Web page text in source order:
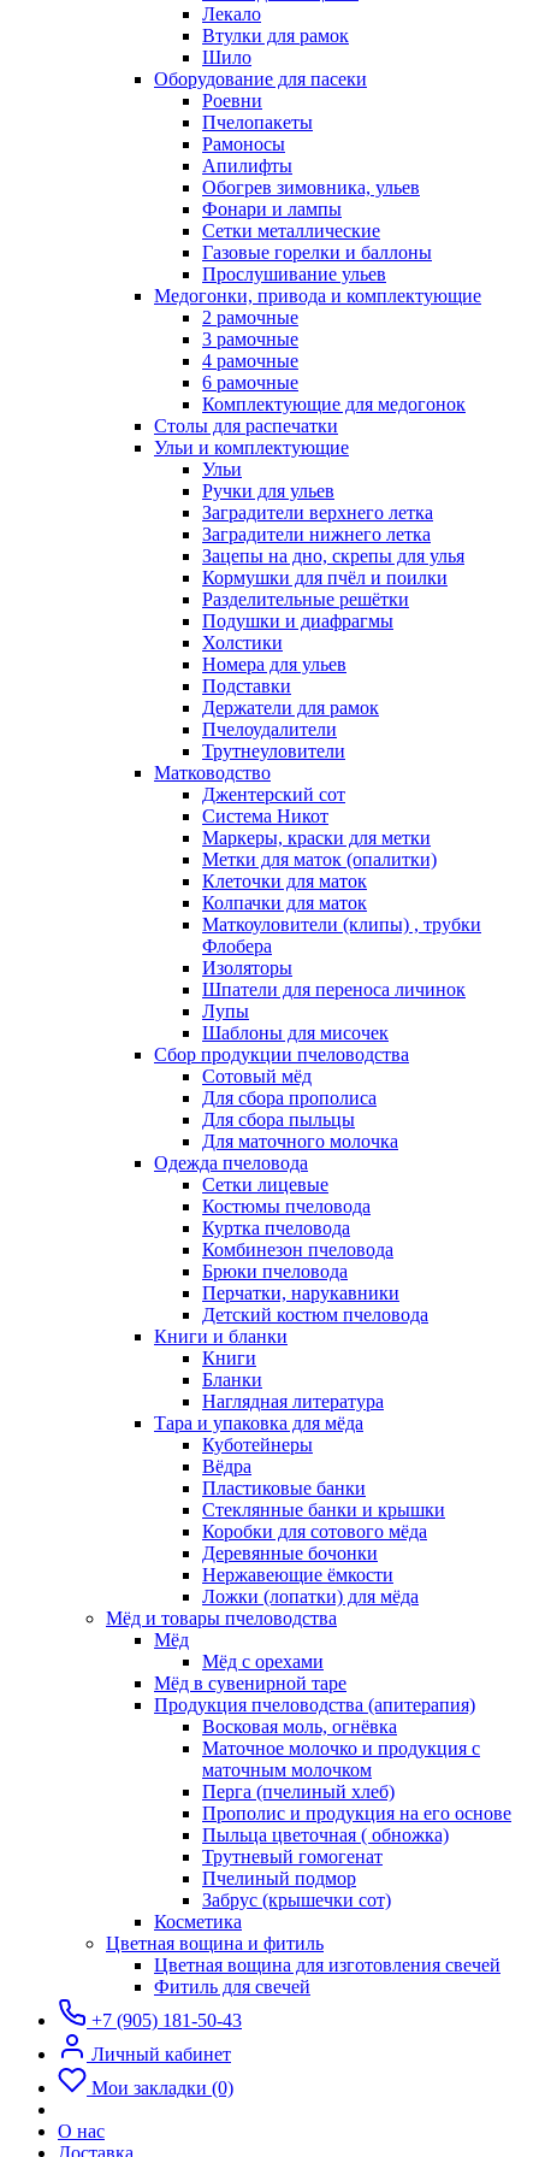
Лекало
Втулки для рамок
Шило
Оборудование для пасеки
Роевни
Пчелопакеты
Рамоносы
Апилифты
Обогрев зимовника, ульев
Фонари и лампы
Сетки металлические
Газовые горелки и баллоны
Прослушивание ульев
Медогонки, привода и комплектующие
2 рамочные
3 рамочные
4 рамочные
6 рамочные
Комплектующие для медогонок
Столы для распечатки
Ульи и комплектующие
Ульи
Ручки для ульев
Заградители верхнего летка
Заградители нижнего летка
Зацепы на дно, скрепы для улья
Кормушки для пчёл и поилки
Разделительные решётки
Подушки и диафрагмы
Холстики
Номера для ульев
Подставки
Держатели для рамок
Пчелоудалители
Трутнеуловители
Матководство
Джентерский сот
Система Никот
Маркеры, краски для метки
Метки для маток (опалитки)
Клеточки для маток
Колпачки для маток
Маткоуловители (клипы) , трубки
Флобера
Изоляторы
Шпатели для переноса личинок
Лупы
Шаблоны для мисочек
Сбор продукции пчеловодства
Сотовый мёд
Для сбора прополиса
Для сбора пыльцы
Для маточного молочка
Одежда пчеловода
Сетки лицевые
Костюмы пчеловода
Куртка пчеловода
Комбинезон пчеловода
Брюки пчеловода
Перчатки, нарукавники
Детский костюм пчеловода
Книги и бланки
Книги
Бланки
Наглядная литература
Тара и упаковка для мёда
Куботейнеры
Вёдра
Пластиковые банки
Стеклянные банки и крышки
Коробки для сотового мёда
Деревянные бочонки
Нержавеющие ёмкости
Ложки (лопатки) для мёда
Мёд и товары пчеловодства
Мёд
Мёд с орехами
Мёд в сувенирной таре
Продукция пчеловодства (апитерапия)
Восковая моль, огнёвка
Маточное молочко и продукция с
маточным молочком
Перга (пчелиный хлеб)
Прополис и продукция на его основе
Пыльца цветочная ( обножка)
Трутневый гомогенат
Пчелиный подмор
Забрус (крышечки сот)
Косметика
Цветная вощина и фитиль
Цветная вощина для изготовления свечей
Фитиль для свечей
+7 (905) 181-50-43
Личный кабинет
Мои закладки (0)
О нас
Доставка